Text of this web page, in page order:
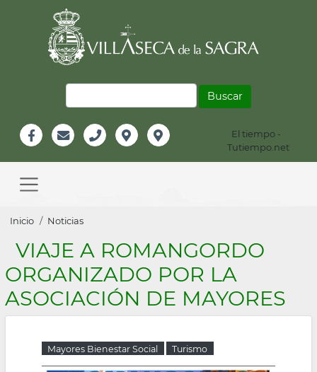
Información
Header
El tiempo -
Tutiempo.net
navigation
Sobrescribir
enlaces
de
ayuda
a
navegación
Inicio Noticias
VIAJE A ROMANGORDO
ORGANIZADO POR LA
ASOCIACIÓN DE MAYORES
Mayores Bienestar Social Turismo